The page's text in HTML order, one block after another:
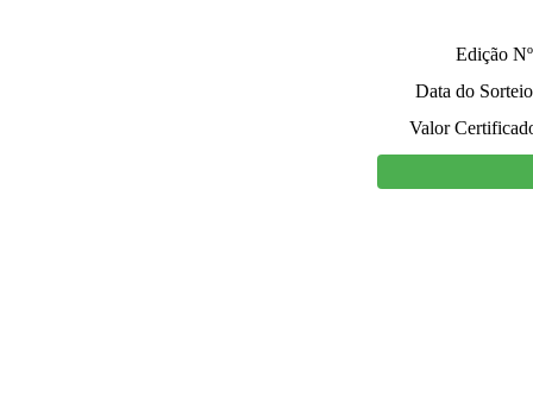
Edição
Data do
Valor